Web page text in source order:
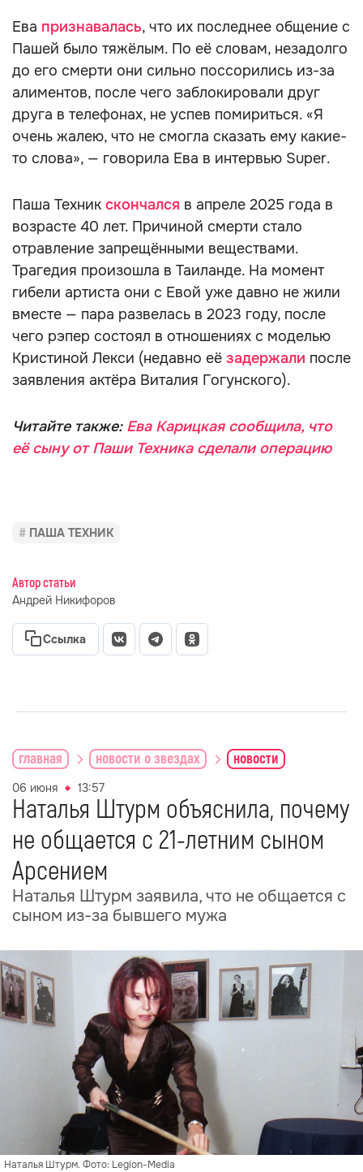
Ева признавалась, что их последнее общение с
Пашей было тяжёлым. По её словам, незадолго
до его смерти они сильно поссорились из-за
алиментов, после чего заблокировали друг
друга в телефонах, не успев помириться. «Я
очень жалею, что не смогла сказать ему какие-
то слова», — говорила Ева в интервью Super.
Паша Техник скончался в апреле 2025 года в
возрасте 40 лет. Причиной смерти стало
отравление запрещёнными веществами.
Трагедия произошла в Таиланде. На момент
гибели артиста они с Евой уже давно не жили
вместе — пара развелась в 2023 году, после
чего рэпер состоял в отношениях с моделью
Кристиной Лекси (недавно её задержали после
заявления актёра Виталия Гогунского).
Читайте также: Ева Карицкая сообщила, что
её сыну от Паши Техника сделали операцию
ПАША ТЕХНИК
Автор статьи
Андрей Никифоров
Ссылка
главная новости о звездах новости
06 июня 13:57
Наталья Штурм объяснила, почему
не общается с 21-летним сыном
Арсением
Наталья Штурм заявила, что не общается с
сыном из-за бывшего мужа
Наталья Штурм. Фото: Legion-Media